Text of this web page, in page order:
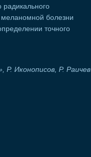
радикального
меланомной болезни
точного
Р. Иконописов, Р. Раичев